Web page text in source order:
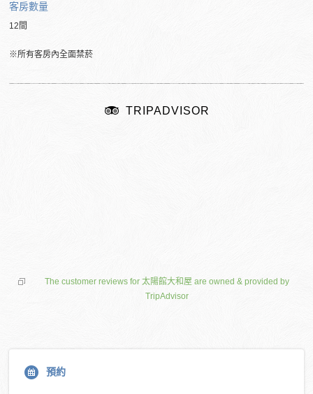
客房數量
12間
※所有客房內全面禁菸
TRIPADVISOR
The customer reviews for 太陽館大和屋 are owned & provided by
TripAdvisor
預約